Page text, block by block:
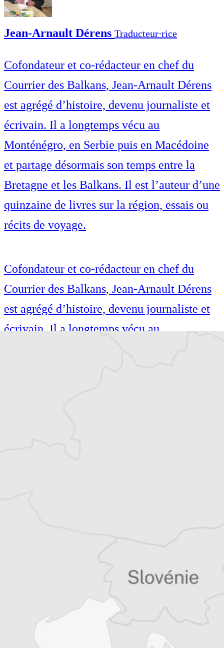
Jean-Arnault Dérens Traducteur⋅rice
Cofondateur et co-rédacteur en chef du
Courrier des Balkans, Jean-Arnault Dérens
est agrégé d’histoire, devenu journaliste et
écrivain. Il a longtemps vécu au
Monténégro, en Serbie puis en Macédoine
et partage désormais son temps entre la
Bretagne et les Balkans. Il est l’auteur d’une
quinzaine de livres sur la région, essais ou
récits de voyage.
Cofondateur et co-rédacteur en chef du
Courrier des Balkans, Jean-Arnault Dérens
est agrégé d’histoire, devenu journaliste et
écrivain. Il a longtemps vécu au